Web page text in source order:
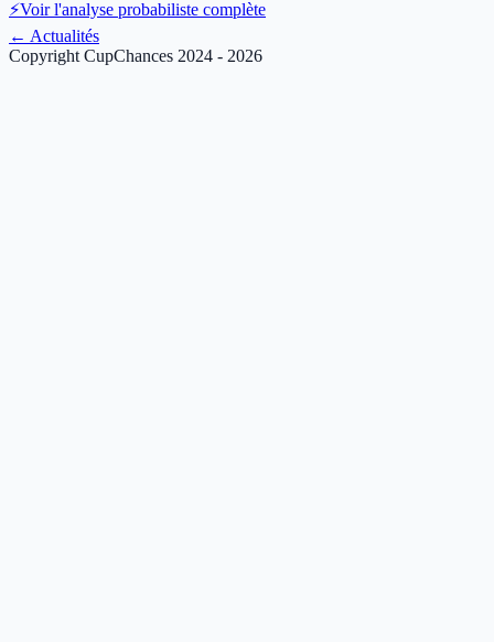
⚡Voir l'analyse probabiliste complète
← Actualités
Copyright CupChances 2024 - 2026